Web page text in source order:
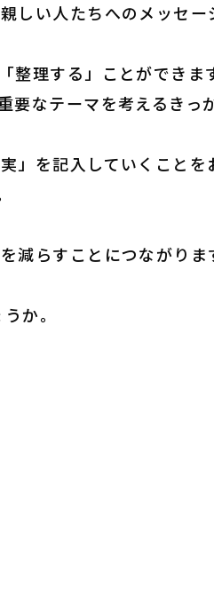
しい人たちへのメッセ
理する」ことができます
なテーマを考えるきっ
を記入していくことを
らすことにつながりま
か。